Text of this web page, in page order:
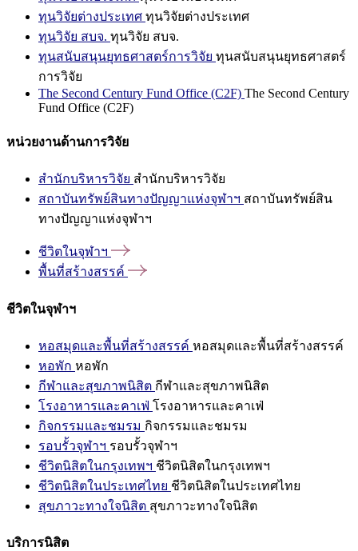
ทุนวิจัยต่างประเทศ ทุนวิจัยต่างประเทศ
ทุนวิจัย สบจ. ทุนวิจัย สบจ.
ทุนสนับสนุนยุทธศาสตร์การวิจัย ทุนสนับสนุนยุทธศาสตร์
การวิจัย
The Second Century Fund Office (C2F) The Second Century
Fund Office (C2F)
หน่วยงานด้านการวิจัย
สำนักบริหารวิจัย สำนักบริหารวิจัย
สถาบันทรัพย์สินทางปัญญาแห่งจุฬาฯ สถาบันทรัพย์สิน
ทางปัญญาแห่งจุฬาฯ
ชีวิตในจุฬาฯ
พื้นที่สร้างสรรค์
ชีวิตในจุฬาฯ
หอสมุดและพื้นที่สร้างสรรค์ หอสมุดและพื้นที่สร้างสรรค์
หอพัก หอพัก
กีฬาและสุขภาพนิสิต กีฬาและสุขภาพนิสิต
โรงอาหารและคาเฟ่ โรงอาหารและคาเฟ่
กิจกรรมและชมรม กิจกรรมและชมรม
รอบรั้วจุฬาฯ รอบรั้วจุฬาฯ
ชีวิตนิสิตในกรุงเทพฯ ชีวิตนิสิตในกรุงเทพฯ
ชีวิตนิสิตในประเทศไทย ชีวิตนิสิตในประเทศไทย
สุขภาวะทางใจนิสิต สุขภาวะทางใจนิสิต
บริการนิสิต